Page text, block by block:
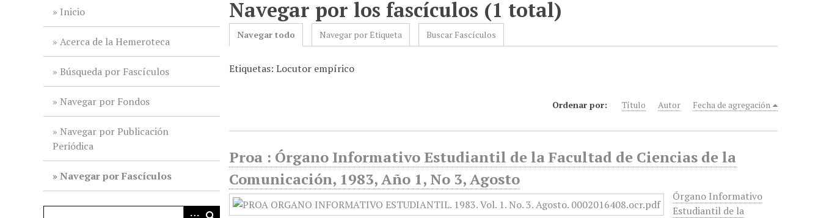
Inicio
Acerca de la Hemeroteca
Búsqueda por Fascículos
Navegar por Fondos
Navegar por Publicación
Periódica
Navegar por Fascículos
Navegar por los fascículos (1 total)
Navegar todo Navegar por Etiqueta Buscar Fascículos
Etiquetas: Locutor empírico
Ordenar por: Título Autor Fecha de agregación
Proa : Órgano Informativo Estudiantil de la Facultad de Ciencias de la
Comunicación, 1983, Año 1, No 3, Agosto
Órgano Informativo
Estudiantil de la